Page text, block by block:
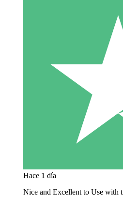
Hace 1 día
Nice and Excellent to Use with